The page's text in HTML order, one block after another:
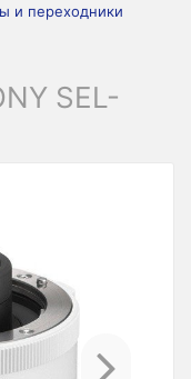
и переходники
SEL-